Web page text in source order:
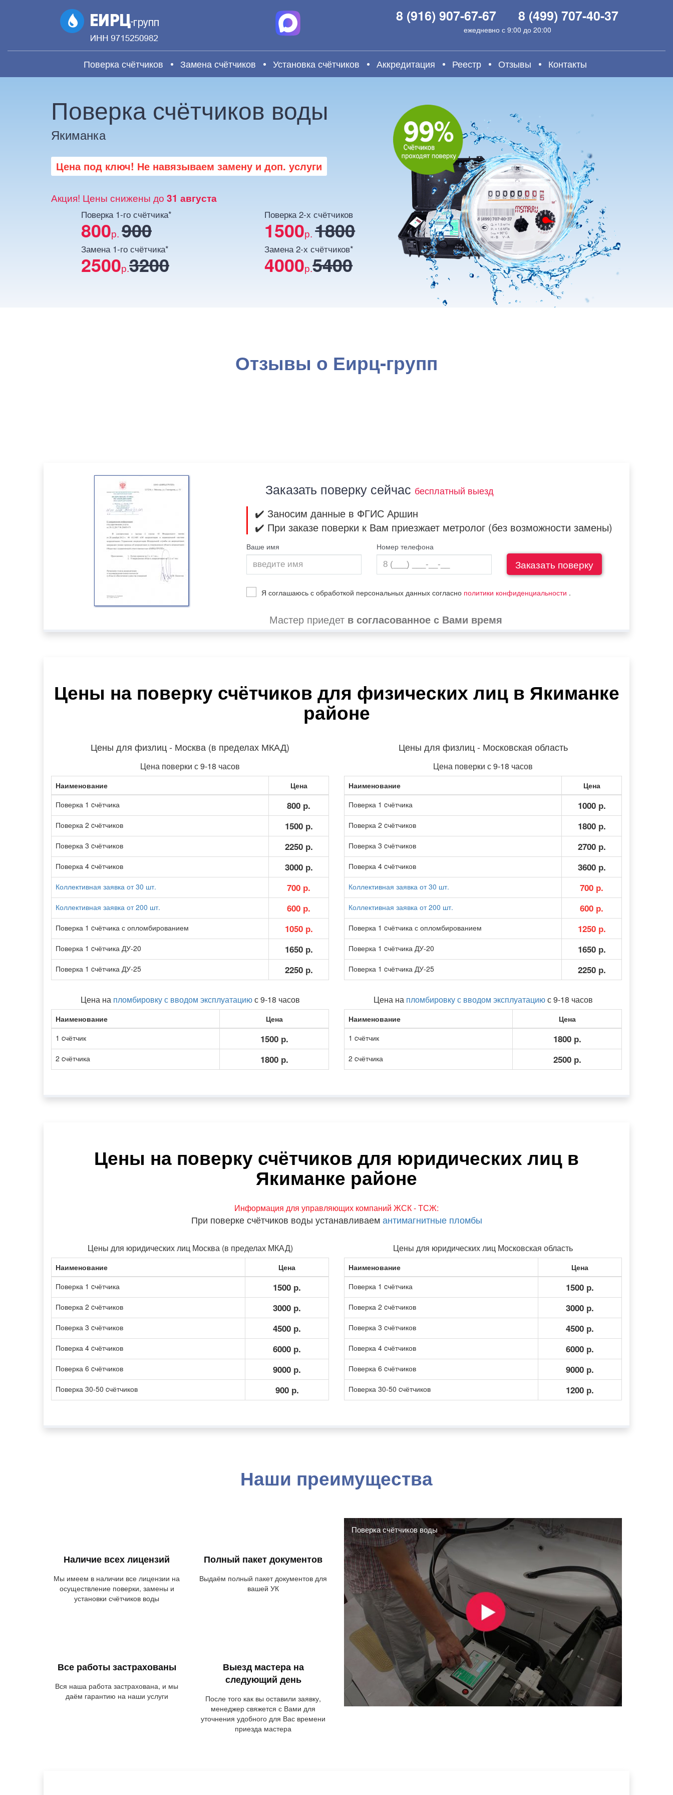
8 (916) 907-67-67 8 (499) 707-40-37
ежедневно с 9:00 до 20:00
Поверка счётчиков Замена счётчиков Установка счётчиков Аккредитация Реестр Отзывы Контакты
Поверка счётчиков воды
Якиманка
Цена под ключ! Не навязываем замену и доп. услуги
Акция! Цены снижены до 31 августа
Поверка 1-го счётчика*
800р. 900
Поверка 2-х счётчиков
1500р. 1800
Замена 1-го счётчика*
2500р.3200
Замена 2-х счётчиков*
4000р.5400
Отзывы о Еирц-групп
Заказать поверку сейчас бесплатный выезд
✔️ Заносим данные в ФГИС Аршин
✔️ При заказе поверки к Вам приезжает метролог (без возможности замены)
Ваше имя Номер телефона
Я соглашаюсь с обработкой персональных данных согласно политики конфиденциальности .
Мастер приедет в согласованное с Вами время
Цены на поверку счётчиков для физических лиц в Якиманке
районе
Цены для физлиц - Москва (в пределах МКАД)
Цена поверки с 9-18 часов
Наименование
Цена
Поверка 1 cчётчика
800 р.
Поверка 2 cчётчиков 1500 р.
Поверка 3 cчётчиков 2250 р.
Поверка 4 cчётчиков 3000 р.
Коллективная заявка от 30 шт. 700 р.
Коллективная заявка от 200 шт. 600 р.
Поверка 1 cчётчика с опломбированием 1050 р.
Поверка 1 cчётчика ДУ-20 1650 р.
Поверка 1 cчётчика ДУ-25 2250 р.
Цена на пломбировку с вводом эксплуатациюс 9-18 часов
Наименование
Цена
1 cчётчик
1500 р.
2 cчётчика 1800 р.
Цены для физлиц - Московская область
Цена поверки с 9-18 часов
Наименование
Цена
Поверка 1 cчётчика
1000 р.
Поверка 2 cчётчиков 1800 р.
Поверка 3 cчётчиков 2700 р.
Поверка 4 cчётчиков 3600 р.
Коллективная заявка от 30 шт. 700 р.
Коллективная заявка от 200 шт. 600 р.
Поверка 1 cчётчика с опломбированием 1250 р.
Поверка 1 cчётчика ДУ-20 1650 р.
Поверка 1 cчётчика ДУ-25 2250 р.
Цена на пломбировку с вводом эксплуатациюс 9-18 часов
Наименование
Цена
1 cчётчик
1800 р.
2 cчётчика 2500 р.
Цены на поверку счётчиков для юридических лиц в
Якиманке районе
Информация для управляющих компаний ЖСК - ТСЖ:
При поверке счётчиков воды устанавливаемантимагнитные пломбы
Цены для юридических лиц Москва (в пределах МКАД)
Наименование
Цена
Поверка 1 cчётчика
1500 р.
Поверка 2 cчётчиков 3000 р.
Поверка 3 cчётчиков 4500 р.
Поверка 4 cчётчиков 6000 р.
Поверка 6 cчётчиков 9000 р.
Поверка 30-50 cчётчиков 900 р.
Цены для юридических лиц Московская область
Наименование
Цена
Поверка 1 cчётчика
1500 р.
Поверка 2 cчётчиков 3000 р.
Поверка 3 cчётчиков 4500 р.
Поверка 4 cчётчиков 6000 р.
Поверка 6 cчётчиков 9000 р.
Поверка 30-50 cчётчиков 1200 р.
Наши преимущества
Наличие всех лицензий
Мы имеем в наличии все лицензии на
осуществление поверки, замены и
установки счётчиков воды
Полный пакет документов
Выдаём полный пакет документов для
вашей УК
Все работы застрахованы
Вся наша работа застрахована, и мы
даём гарантию на наши услуги
Выезд мастера на
следующий день
После того как вы оставили заявку,
менеджер свяжется с Вами для
уточнения удобного для Вас времени
приезда мастера
Поверка счётчиков воды